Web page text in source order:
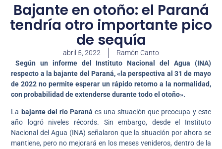
Bajante en otoño: el Paraná
tendría otro importante pico
de sequía
abril 5, 2022
Ramón Canto
Según un informe del Instituto Nacional del Agua (INA)
respecto a la bajante del Paraná, «la perspectiva al 31 de mayo
de 2022 no permite esperar un rápido retorno a la normalidad,
con probabilidad de extenderse durante todo el otoño».
La bajante del río Paraná es una situación que preocupa y este
año logró niveles récords. Sin embargo, desde el Instituto
Nacional del Agua (INA) señalaron que la situación por ahora se
mantiene, pero no mejorará en los meses venideros, dentro de la